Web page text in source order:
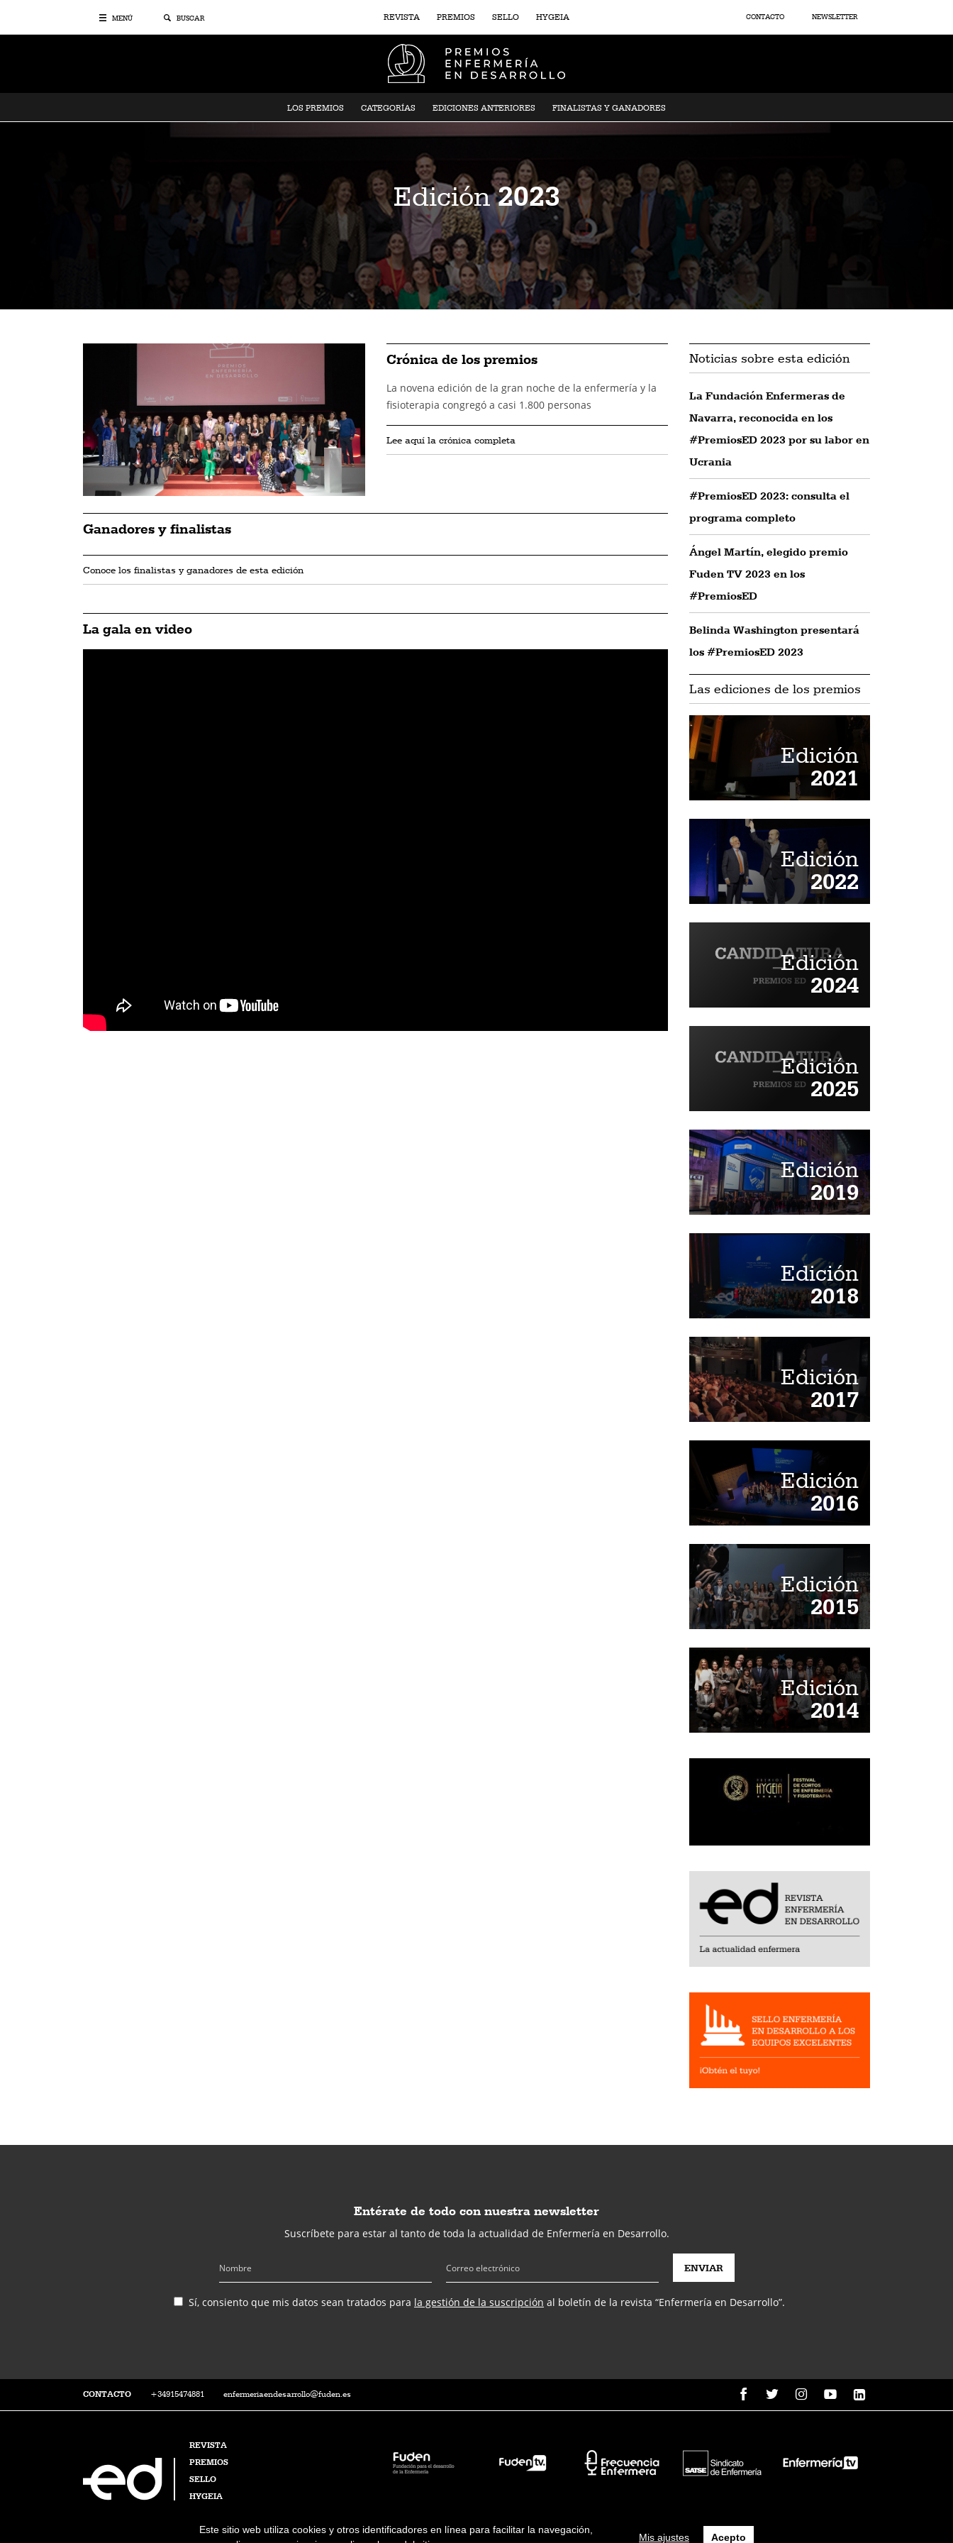
Este sitio web utiliza cookies y otros identificadores en línea para facilitar la navegación,
Mis ajustes Acepto
MENÚ BUSCAR REVISTA PREMIOS SELLO HYGEIA CONTACTO NEWSLETTER
LOS PREMIOS CATEGORÍAS EDICIONES ANTERIORES FINALISTAS Y GANADORES
Edición2023
Crónica de los premios
La novena edición de la gran noche de la enfermería y la
fisioterapia congregó a casi 1.800 personas
Lee aquí la crónica completa
Ganadores y finalistas
Conoce los finalistas y ganadores de esta edición
La gala en video
Noticias sobre esta edición
La Fundación Enfermeras de
Navarra, reconocida en los
#PremiosED 2023 por su labor en
Ucrania
#PremiosED 2023: consulta el
programa completo
Ángel Martín, elegido premio
Fuden TV 2023 en los
#PremiosED
Belinda Washington presentará
los #PremiosED 2023
Las ediciones de los premios
Edición
2021
Edición
2022
Edición
2024
Edición
2025
Edición
2019
Edición
2018
Edición
2017
Edición
2016
Edición
2015
Edición
2014
Entérate de todo con nuestra newsletter
Suscríbete para estar al tanto de toda la actualidad de Enfermería en Desarrollo.
Sí, consiento que mis datos sean tratados para la gestión de la suscripción al boletín de la revista “Enfermería en Desarrollo”.
CONTACTO +34915474881 enfermeriaendesarrollo@fuden.es
REVISTA
PREMIOS
SELLO
HYGEIA